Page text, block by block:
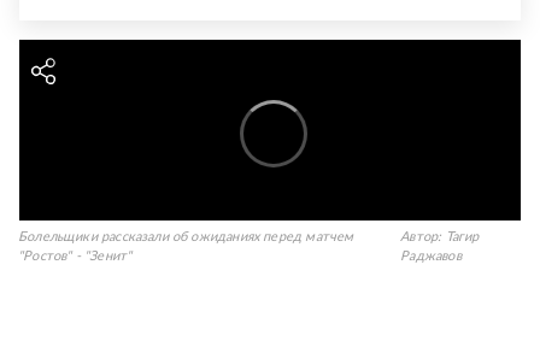
Болельщики рассказали об ожиданиях перед матчем
"Ростов" - "Зенит"
Автор: Тагир
Раджавов